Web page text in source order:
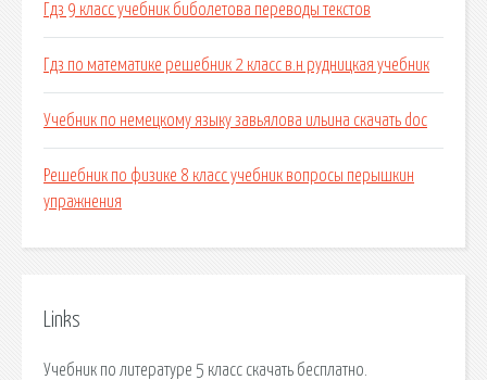
Гдз 9 класс учебник биболетова переводы текстов
Гдз по математике решебник 2 класс в.н рудницкая учебник
Учебник по немецкому языку завьялова ильина скачать doc
Решебник по физике 8 класс учебник вопросы перышкин
упражнения
Links
Учебник по литературе 5 класс скачать бесплатно.